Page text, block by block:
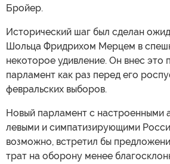
Бройер.
Исторический шаг был сделан
Шольца Фридрихом Мерцем в
некоторое удивление. Он внес это
парламент как раз перед его
февральских выборов.
Новый парламент с настроенными
левыми и симпатизирующими
возможно, встретил бы
трат на оборону менее